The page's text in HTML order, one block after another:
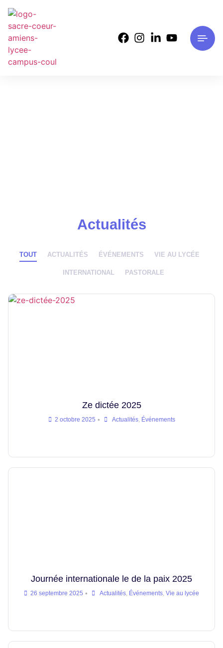
Actualités
TOUT ACTUALITÉS ÉVÉNEMENTS VIE AU LYCÉE
INTERNATIONAL PASTORALE
Ze dictée 2025
2 octobre 2025 • Actualités, Événements
Journée internationale le de la paix 2025
26 septembre 2025 • Actualités, Événements, Vie au lycée